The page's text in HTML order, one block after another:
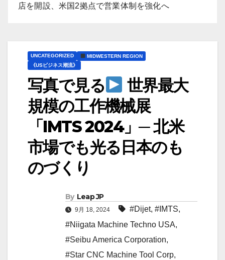
店を開設、米国2拠点で営業体制を強化へ
UNCATEGORIZED
MIDWESTERN REGION
《USビジネス潮流》
写真で見る
世界最大
規模の工作機械展
「IMTS 2024」─ 北米
市場でも光る日本のも
のづくり
By Leap JP
9月 18, 2024 #Dijet, #IMTS,
#Niigata Machine Techno USA,
#Seibu America Corporation,
#Star CNC Machine Tool Corp,